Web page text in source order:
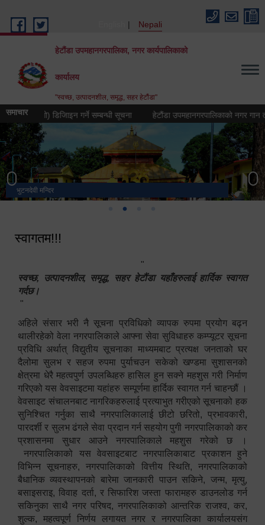
Nepali
हेटौंडा उपमहानगरपालिका, नगर कार्यपालिकाको
कार्यालय
"स्वच्छ, उत्पादनशील, समृद्ध, सहर हेटौंडा"
समाचार
(लोगो) डिजिाइन गर्ने सम्बन्धी सूचना हेटौंडा उपमहानगरपालिकाको नगर गान तयार
भुटनदेवी मन्दिर
स्मारक
हेटौंडा उपमहानगरपालिका नगर कार्यपालिकाको कार्यालय
मनकामना डाँडाबाट देखिएको दृश्य
स्वागतम!!!
"
स्वच्छ, उत्पादनशील, समृद्ध, सहर हेटौंडा यहाँहरुलाई हार्दिक स्वागत
गर्दछ।
"
अहिले संसार भरी नै सूचना प्रविधिको व्यापक रुपमा प्रयोग बढ्न
थालीरहेको वेला नगरपालिकाले आफ्ना सेवा सुविधाहरु कम्प्यूटर सूचना
प्रविधि अर्थात् विद्युतीय सूचनाका माध्यमबाट प्रत्यक्ष जनताको घर
दैलोमा सुलभ र सहज रुपमा पुर्याचउन सकेको खण्डमा सुशासनको
क्षेत्रमा धेरै महत्वपुर्ण उपलब्धिहरु हासिल हुन सक्ने महशुस गरी निर्माण
गरिएको यस वेवसाइटमा यहांहरु सम्पूर्णमा हार्दिक स्वागत गर्न चाहन्छौं ।
वेवसाइट संचालनबाट नागरिकहरुलाई प्रत्याभुत गरीएको सूचनाको हक
सुनिश्चित गर्नुका साथै नगरपालिकालाई छीटो छरितो, प्रभावकारी,
पारदर्शी र सुलभ ढंगले सेवा प्रदान गर्न सहयोग पुगी नगरपालिकाको कर
प्रशासनमा सुधार आउने नगरपालिकाले महशुस गरेको छ ।
नगरपालिकाको यस वेवसाइटबाट नगरपालिकाबाट प्रकाशन हुने
विभिन्न सूचनाहरु, नगरपालिकाको वित्तीय स्थिति, नगरपालिकाको
बैधानिक व्यवस्थापनको बारेमा जानकारी पाउन सकिने, जन्म, मृत्यु,
बसाइसराइ, विवाह दर्ता, र सिफारिश जस्ता फारामहरु डाउनलोड गर्न
सकिनुका साथै नगर परिषद, नगरपालिकाको आन्तरिक राजश्व, कर,
शुल्क, महत्वपूर्ण निर्णय लगायत नगर र नगरपालिका कार्यालयसंग